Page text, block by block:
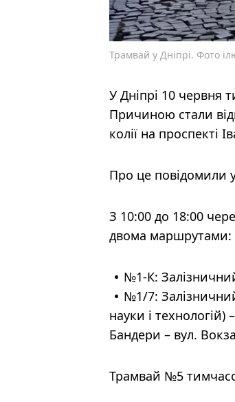
Трамвай у Дніпрі. Фото
У Дніпрі 10 червня
Причиною стали
колії на проспекті
Про це повідомили
З 10:00 до 18:00
двома маршрутами:
№1-К:
№1/7:
науки і
Бандери – вул.
Трамвай №5